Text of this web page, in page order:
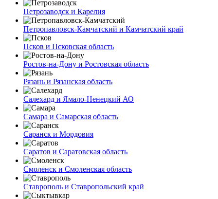
Петрозаводск и Карелия
Петропавловск-Камчатский и Камчатский край
Псков и Псковская область
Ростов-на-Дону и Ростовская область
Рязань и Рязанская область
Салехард и Ямало-Ненецкий АО
Самара и Самарская область
Саранск и Мордовия
Саратов и Саратовская область
Смоленск и Смоленская область
Ставрополь и Ставропольский край